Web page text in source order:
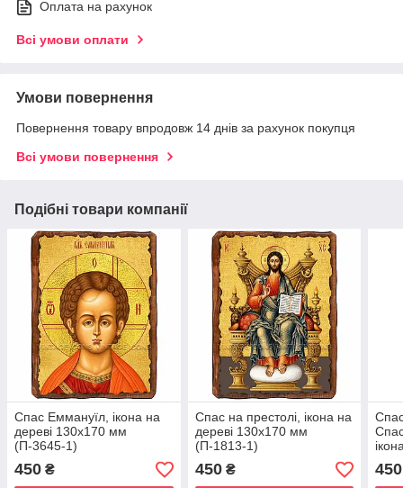
Оплата на рахунок
Всі умови оплати
Умови повернення
Повернення товару впродовж 14 днів за рахунок покупця
Всі умови повернення
Подібні товари компанії
Спас Еммануїл, ікона на
дереві 130х170 мм
(П-3645-1)
450 ₴
Спас на престолі, ікона на
дереві 130х170 мм
(П-1813-1)
450₴
мм
450